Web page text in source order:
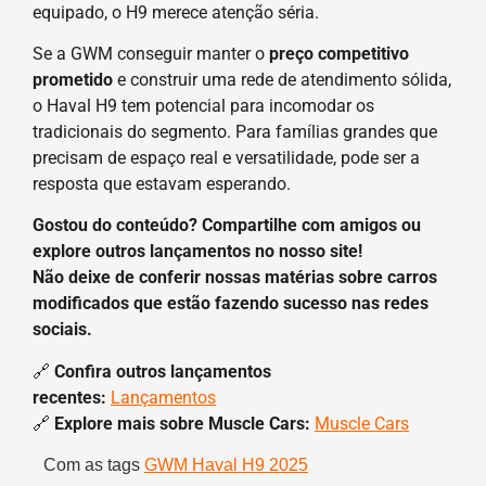
equipado, o H9 merece atenção séria.
Se a GWM conseguir manter o preço competitivo
prometido e construir uma rede de atendimento sólida,
o Haval H9 tem potencial para incomodar os
tradicionais do segmento. Para famílias grandes que
precisam de espaço real e versatilidade, pode ser a
resposta que estavam esperando.
Gostou do conteúdo? Compartilhe com amigos ou
explore outros lançamentos no nosso site!
Não deixe de conferir nossas matérias sobre carros
modificados que estão fazendo sucesso nas redes
sociais.
🔗 Confira outros lançamentos
recentes: Lançamentos
🔗 Explore mais sobre Muscle Cars: Muscle Cars
Com as tags GWM Haval H9 2025